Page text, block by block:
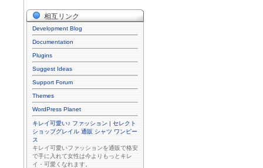
相互リンク
Development Blog
Documentation
Plugins
Suggest Ideas
Support Forum
Themes
WordPress Planet
キレイ可愛い♪ ファッション | セレクト
ショップグレイル 通販 シャツ ワンピー
ス
キレイ可愛いファッションを通販で格安
で手に入れて女性は今よりもっとキレ
イ・可愛くなれます。